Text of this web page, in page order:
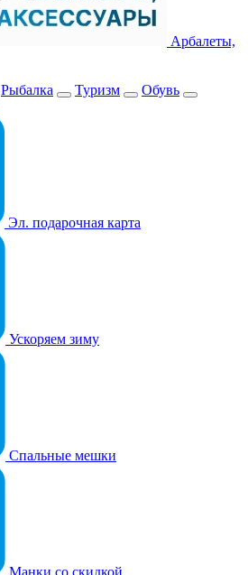
Арбалеты,
Рыбалка Туризм
Обувь
Эл. подарочная карта
Ускоряем зиму
Спальные мешки
Манки со скидкой